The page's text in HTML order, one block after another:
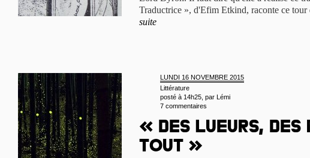
Traductrice », d'Efim Etkind, raconte ce tour
suite
LUNDI 16 NOVEMBRE 2015
Littérature
posté à 14h25, par Lémi
7 commentaires
« Des lueurs,
tout »